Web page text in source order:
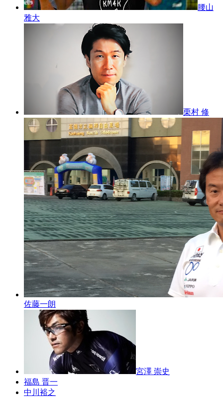
腰山
雅大
栗村 修
佐藤一朗
宮澤 崇史
福島 晋一
中川裕之